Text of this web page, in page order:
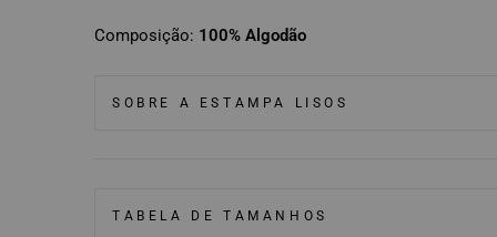
Composição: 100% Algodão
SOBRE A ESTAMPA LISOS
TABELA DE TAMANHOS